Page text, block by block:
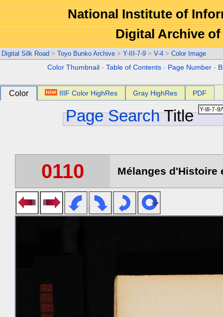
National Institute of
Digital Archive
Digital Silk Road > Toyo Bunko Archive > Y-III-7-9 > V-4 > Color Image
Color Thumbnail -Table of Contents - Page Number -
Color IIIF Color HighRes Gray HighRes PDF
Page Search Title
0110 Mélanges d'Histoire